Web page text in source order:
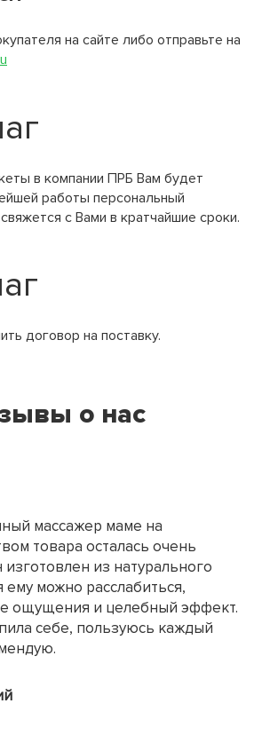
на сайте либо отправьте на
в компании ПРБ Вам будет
работы персональный
с Вами в кратчайшие сроки.
договор на поставку.
о нас
массажер маме на
товара осталась очень
из натурального
ему можно расслабиться,
ощущения и целебный эффект.
себе, пользуюсь каждый